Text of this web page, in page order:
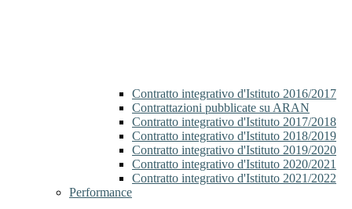
Contratto integrativo d'Istituto 2016/2017
Contrattazioni pubblicate su ARAN
Contratto integrativo d'Istituto 2017/2018
Contratto integrativo d'Istituto 2018/2019
Contratto integrativo d'Istituto 2019/2020
Contratto integrativo d'Istituto 2020/2021
Contratto integrativo d'Istituto 2021/2022
Performance